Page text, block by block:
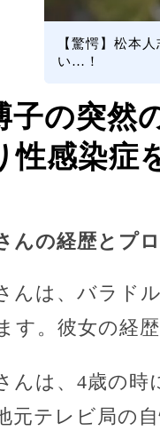
【驚愕】松本
い…！
子の突
性感染症
んの経歴とプ
んは、バラド
す。彼女の経
んは、4歳の
元テレビ局の